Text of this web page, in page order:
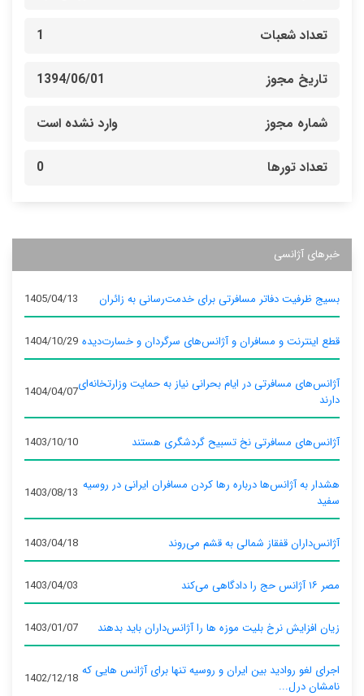
تعداد شعبات 1
تاریخ مجوز 1394/06/01
شماره مجوز وارد نشده است
تعداد تورها 0
خبرهای آژانسی
بسیج ظرفیت دفاتر مسافرتی برای خدمت‌رسانی به زائران 1405/04/13
قطع اینترنت و مسافران و آژانس‌های سرگردان و خسارت‌دیده 1404/10/29
آژانس‌های مسافرتی در ایام بحرانی نیاز به حمایت وزارتخانه‌ای
دارند
1404/04/07
آژانس‌های مسافرتی نخ تسبیح گردشگری هستند 1403/10/10
هشدار به آژانس‌ها درباره رها کردن مسافران ایرانی در روسیه
سفید
1403/08/13
آژانس‌داران قفقاز شمالی به قشم می‌روند 1403/04/18
مصر ۱۶ آژانس حج را دادگاهی می‌کند 1403/04/03
زیان افزایش نرخ بلیت موزه ها را آژانس‌داران باید بدهند 1403/01/07
اجرای لغو روادید بین ایران و روسیه تنها برای آژانس‌ هایی که
نامشان درل...
1402/12/18